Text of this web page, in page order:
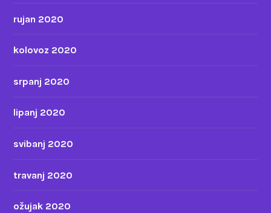
rujan 2020
kolovoz 2020
srpanj 2020
lipanj 2020
svibanj 2020
travanj 2020
ožujak 2020